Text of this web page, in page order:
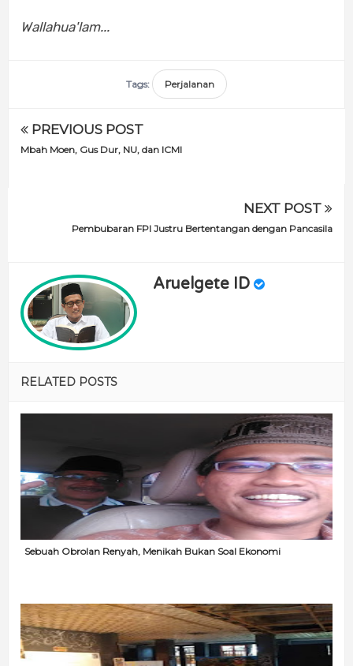
Wallahua'lam...
Tags: Perjalanan
PREVIOUS POST
Mbah Moen, Gus Dur, NU, dan ICMI
NEXT POST
Pembubaran FPI Justru Bertentangan dengan Pancasila
Aruelgete ID
RELATED POSTS
Sebuah Obrolan Renyah, Menikah Bukan Soal Ekonomi